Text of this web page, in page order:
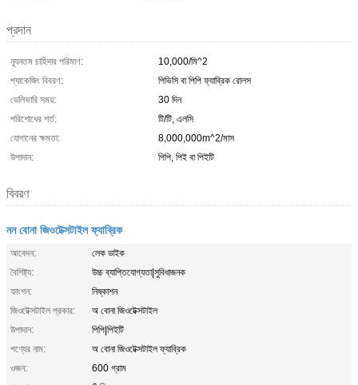
প্রদান
ন্যূনতম চাহিদার পরিমাণ:
10,000/মি^2
প্যাকেজিং বিবরণ:
পিভিসি বা পিপি ফ্যাব্রিক রোলস
ডেলিভারি সময়:
30 দিন
পরিশোধের শর্ত:
টি/টি, এলসি
যোগানের ক্ষমতা:
8,000,000m^2/মাস
উপাদান:
পিপি, পিই বা পিইটি
বিবরণ
নন বোনা জিওটেক্সটাইল ফ্যাব্রিক
আবেদন:
লেক ডাইক
বৈশিষ্ট্য:
উচ্চ ব্যাপ্তিযোগ্যতা|সুবিধাজনক
ফাংশন:
নিষ্কাশন
জিওটেক্সটাইল প্রকার:
অ বোনা জিওটেক্সটাইল
উপাদান:
পিপি|পিইটি
পণ্যের নাম:
অ বোনা জিওটেক্সটাইল ফ্যাব্রিক
ওজন:
600 গ্রাম